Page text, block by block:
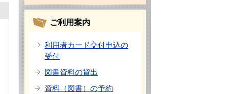
ご利用案内
利用者カード交付申込の
受付
図書資料の貸出
資料（図書）の予約